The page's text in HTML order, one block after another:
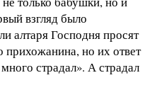
взгляд было
алтаря Господня просят
прихожанина, но их ответ
страдал». А страдал